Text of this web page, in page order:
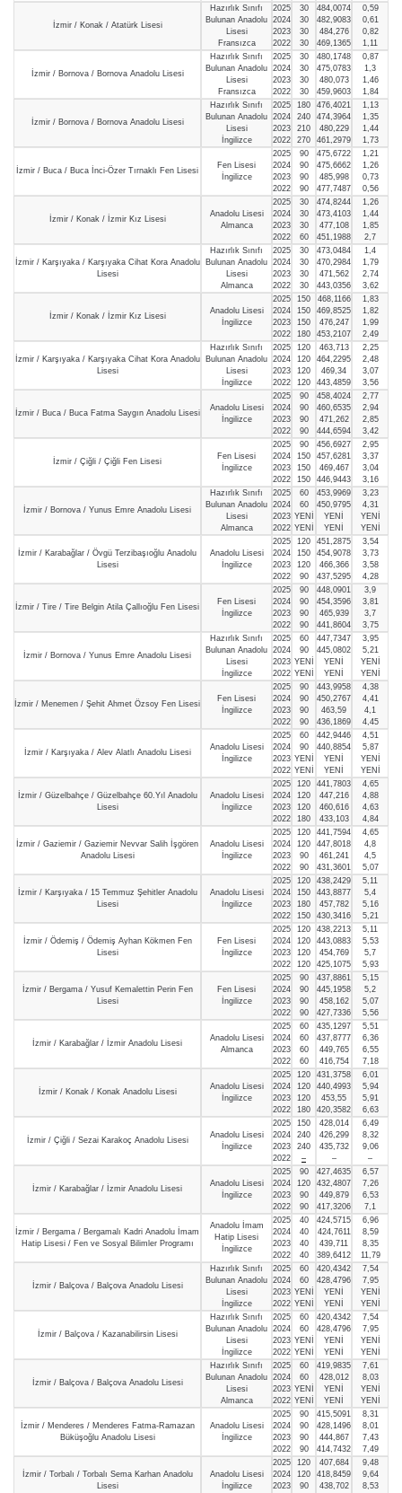
İzmir / Konak / Atatürk Lisesi
Hazırlık Sınıfı
Bulunan Anadolu
Lisesi
Fransızca
2025
2024
2023
2022
30
30
30
30
484,0074
482,9083
484,276
469,1365
0,59
0,61
0,82
1,11
İzmir / Bornova / Bornova Anadolu Lisesi
Hazırlık Sınıfı
Bulunan Anadolu
Lisesi
Fransızca
2025
2024
2023
2022
30
30
30
30
480,1748
475,0783
480,073
459,9603
0,87
1,3
1,46
1,84
İzmir / Bornova / Bornova Anadolu Lisesi
Hazırlık Sınıfı
Bulunan Anadolu
Lisesi
İngilizce
2025
2024
2023
2022
180
240
210
270
476,4021
474,3964
480,229
461,2979
1,13
1,35
1,44
1,73
İzmir / Buca / Buca İnci-Özer Tırnaklı Fen Lisesi
Fen Lisesi
İngilizce
2025
2024
2023
2022
90
90
90
90
475,6722
475,6662
485,998
477,7487
1,21
1,26
0,73
0,56
İzmir / Konak / İzmir Kız Lisesi
Anadolu Lisesi
Almanca
2025
2024
2023
2022
30
30
30
60
474,8244
473,4103
477,108
451,1988
1,26
1,44
1,85
2,7
İzmir / Karşıyaka / Karşıyaka Cihat Kora Anadolu
Lisesi
Hazırlık Sınıfı
Bulunan Anadolu
Lisesi
Almanca
2025
2024
2023
2022
30
30
30
30
473,0484
470,2984
471,562
443,0356
1,4
1,79
2,74
3,62
İzmir / Konak / İzmir Kız Lisesi
Anadolu Lisesi
İngilizce
2025
2024
2023
2022
150
150
150
180
468,1166
469,8525
476,247
453,2107
1,83
1,82
1,99
2,49
İzmir / Karşıyaka / Karşıyaka Cihat Kora Anadolu
Lisesi
Hazırlık Sınıfı
Bulunan Anadolu
Lisesi
İngilizce
2025
2024
2023
2022
120
120
120
120
463,713
464,2295
469,34
443,4859
2,25
2,48
3,07
3,56
İzmir / Buca / Buca Fatma Saygın Anadolu Lisesi
Anadolu Lisesi
İngilizce
2025
2024
2023
2022
90
90
90
90
458,4024
460,6535
471,262
444,6594
2,77
2,94
2,85
3,42
İzmir / Çiğli / Çiğli Fen Lisesi
Fen Lisesi
İngilizce
2025
2024
2023
2022
90
150
150
150
456,6927
457,6281
469,467
446,9443
2,95
3,37
3,04
3,16
İzmir / Bornova / Yunus Emre Anadolu Lisesi
Hazırlık Sınıfı
Bulunan Anadolu
Lisesi
Almanca
2025
2024
2023
2022
60
60
YENİ
YENİ
453,9969
450,9795
YENİ
YENİ
3,23
4,31
YENİ
YENİ
İzmir / Karabağlar / Övgü Terzibaşıoğlu Anadolu
Lisesi
Anadolu Lisesi
İngilizce
2025
2024
2023
2022
120
150
120
90
451,2875
454,9078
466,366
437,5295
3,54
3,73
3,58
4,28
İzmir / Tire / Tire Belgin Atila Çallıoğlu Fen Lisesi
Fen Lisesi
İngilizce
2025
2024
2023
2022
90
90
90
90
448,0901
454,3596
465,939
441,8604
3,9
3,81
3,7
3,75
İzmir / Bornova / Yunus Emre Anadolu Lisesi
Hazırlık Sınıfı
Bulunan Anadolu
Lisesi
İngilizce
2025
2024
2023
2022
60
90
YENİ
YENİ
447,7347
445,0802
YENİ
YENİ
3,95
5,21
YENİ
YENİ
İzmir / Menemen / Şehit Ahmet Özsoy Fen Lisesi
Fen Lisesi
İngilizce
2025
2024
2023
2022
90
90
90
90
443,9958
450,2767
463,59
436,1869
4,38
4,41
4,1
4,45
İzmir / Karşıyaka / Alev Alatlı Anadolu Lisesi
Anadolu Lisesi
İngilizce
2025
2024
2023
2022
60
90
YENİ
YENİ
442,9446
440,8854
YENİ
YENİ
4,51
5,87
YENİ
YENİ
İzmir / Güzelbahçe / Güzelbahçe 60.Yıl Anadolu
Lisesi
Anadolu Lisesi
İngilizce
2025
2024
2023
2022
120
120
120
180
441,7803
447,216
460,616
433,103
4,65
4,88
4,63
4,84
İzmir / Gaziemir / Gaziemir Nevvar Salih İşgören
Anadolu Lisesi
Anadolu Lisesi
İngilizce
2025
2024
2023
2022
120
120
90
90
441,7594
447,8018
461,241
431,3601
4,65
4,8
4,5
5,07
İzmir / Karşıyaka / 15 Temmuz Şehitler Anadolu
Lisesi
Anadolu Lisesi
İngilizce
2025
2024
2023
2022
120
150
180
150
438,2429
443,8877
457,782
430,3416
5,11
5,4
5,16
5,21
İzmir / Ödemiş / Ödemiş Ayhan Kökmen Fen
Lisesi
Fen Lisesi
İngilizce
2025
2024
2023
2022
120
120
120
120
438,2213
443,0883
454,769
425,1075
5,11
5,53
5,7
5,93
İzmir / Bergama / Yusuf Kemalettin Perin Fen
Lisesi
Fen Lisesi
İngilizce
2025
2024
2023
2022
90
90
90
90
437,8861
445,1958
458,162
427,7336
5,15
5,2
5,07
5,56
İzmir / Karabağlar / İzmir Anadolu Lisesi
Anadolu Lisesi
Almanca
2025
2024
2023
2022
60
60
60
60
435,1297
437,8777
449,765
416,754
5,51
6,36
6,55
7,18
İzmir / Konak / Konak Anadolu Lisesi
Anadolu Lisesi
İngilizce
2025
2024
2023
2022
120
120
120
180
431,3758
440,4993
453,55
420,3582
6,01
5,94
5,91
6,63
İzmir / Çiğli / Sezai Karakoç Anadolu Lisesi
Anadolu Lisesi
İngilizce
2025
2024
2023
2022
150
240
240
–
428,014
426,299
435,732
–
6,49
8,32
9,06
–
İzmir / Karabağlar / İzmir Anadolu Lisesi
Anadolu Lisesi
İngilizce
2025
2024
2023
2022
90
120
90
90
427,4635
432,4807
449,879
417,3206
6,57
7,26
6,53
7,1
İzmir / Bergama / Bergamalı Kadri Anadolu İmam
Hatip Lisesi / Fen ve Sosyal Bilimler Programı
Anadolu İmam
Hatip Lisesi
İngilizce
2025
2024
2023
2022
40
40
40
40
424,5715
424,7611
439,711
389,6412
6,96
8,59
8,35
11,79
İzmir / Balçova / Balçova Anadolu Lisesi
Hazırlık Sınıfı
Bulunan Anadolu
Lisesi
İngilizce
2025
2024
2023
2022
60
60
YENİ
YENİ
420,4342
428,4796
YENİ
YENİ
7,54
7,95
YENİ
YENİ
İzmir / Balçova / Kazanabilirsin Lisesi
Hazırlık Sınıfı
Bulunan Anadolu
Lisesi
İngilizce
2025
2024
2023
2022
60
60
YENİ
YENİ
420,4342
428,4796
YENİ
YENİ
7,54
7,95
YENİ
YENİ
İzmir / Balçova / Balçova Anadolu Lisesi
Hazırlık Sınıfı
Bulunan Anadolu
Lisesi
Almanca
2025
2024
2023
2022
60
60
YENİ
YENİ
419,9835
428,012
YENİ
YENİ
7,61
8,03
YENİ
YENİ
İzmir / Menderes / Menderes Fatma-Ramazan
Büküşoğlu Anadolu Lisesi
Anadolu Lisesi
İngilizce
2025
2024
2023
2022
90
90
90
90
415,5091
428,1496
444,867
414,7432
8,31
8,01
7,43
7,49
İzmir / Torbalı / Torbalı Sema Karhan Anadolu
Lisesi
Anadolu Lisesi
İngilizce
2025
2024
2023
120
120
90
407,684
418,8459
438,702
9,48
9,64
8,53